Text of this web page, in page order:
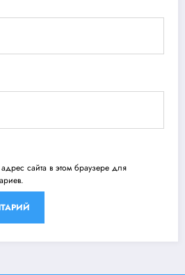
сайта в этом браузере для